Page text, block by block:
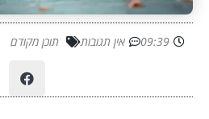
09:39 אין תגובות תוכן מקודם